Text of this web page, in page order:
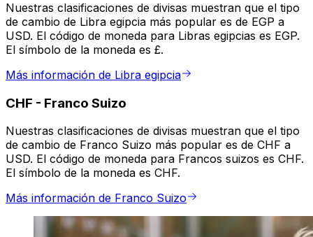
Nuestras clasificaciones de divisas muestran que el tipo
de cambio de Libra egipcia más popular es de EGP a
USD. El código de moneda para Libras egipcias es EGP.
El símbolo de la moneda es £.
Más información de Libra egipcia
CHF - Franco Suizo
Nuestras clasificaciones de divisas muestran que el tipo
de cambio de Franco Suizo más popular es de CHF a
USD. El código de moneda para Francos suizos es CHF.
El símbolo de la moneda es CHF.
Más información de Franco Suizo